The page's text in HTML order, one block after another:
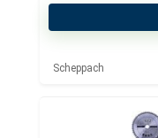
Scheppach